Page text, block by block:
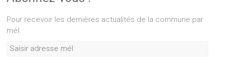
Pour recevoir les dernières actualités de la commune par
mél.
Saisir